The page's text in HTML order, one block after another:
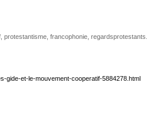
protestantisme francophonie
gide-et-le-mouvement-cooperatif-5884278.html